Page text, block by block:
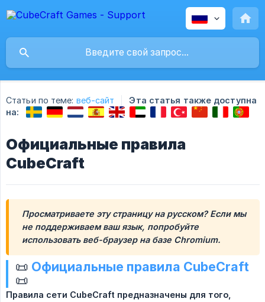
Статьи по теме: веб-сайт
Эта статья также доступна
на:
Официальные правила
CubeCraft
Просматриваете эту страницу на русском? Если мы
не поддерживаем ваш язык, попробуйте
использовать веб-браузер на базе Chromium.
📜 Официальные правила CubeCraft
📜
Правила сети CubeCraft предназначены для того,